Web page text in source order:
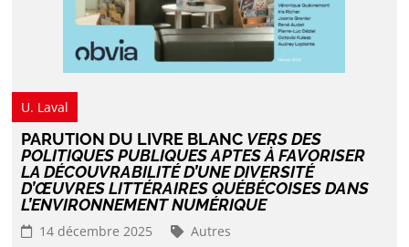
U. Laval
PARUTION DU LIVRE BLANC VERS DES
POLITIQUES PUBLIQUES APTES À FAVORISER
LA DÉCOUVRABILITÉ D’UNE DIVERSITÉ
D’ŒUVRES LITTÉRAIRES QUÉBÉCOISES DANS
L’ENVIRONNEMENT NUMÉRIQUE
14 décembre 2025
Autres